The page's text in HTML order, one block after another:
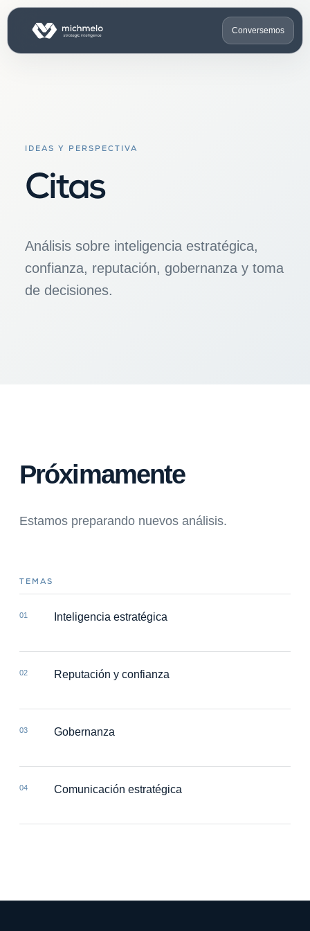
Conversemos
IDEAS Y PERSPECTIVA
Citas
Análisis sobre inteligencia estratégica,
confianza, reputación, gobernanza y toma
de decisiones.
Próximamente
Estamos preparando nuevos análisis.
TEMAS
01 Inteligencia estratégica
02 Reputación y confianza
03 Gobernanza
04 Comunicación estratégica